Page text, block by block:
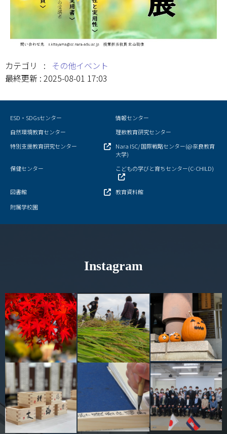
サイトマップ
交通アクセス
同窓会
教員一覧
附属学校園
カテゴリ : その他イベント
最終更新 : 2025-08-01 17:03
ESD・SDGsセンター
情報センター
自然環境教育センター
理数教育研究センター
特別支援教育研究センター
Nara ISC/ 国際戦略センター(@奈良教育
大学)
保健センター
こどもの学びと育ちセンター(C-CHILD)
図書館
教育資料館
附属学校園
Instagram